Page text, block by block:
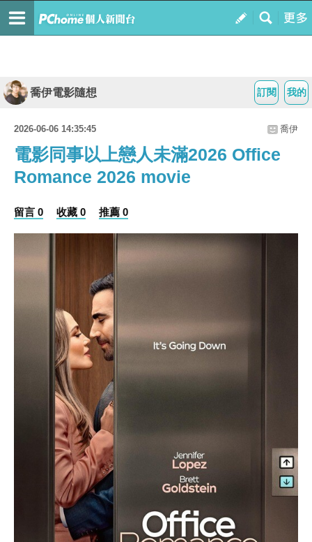
我的
訂閱
喬伊電影隨想
2026-06-06 14:35:45 喬伊
電影同事以上戀人未滿2026 Office
Romance 2026 movie
留言 0 收藏 0 推薦 0